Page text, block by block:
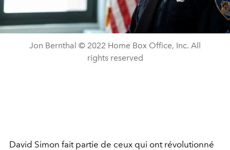
Jon Bernthal © 2022 Home Box Office, Inc. All
rights reserved
David Simon fait partie de ceux qui ont révolutionné